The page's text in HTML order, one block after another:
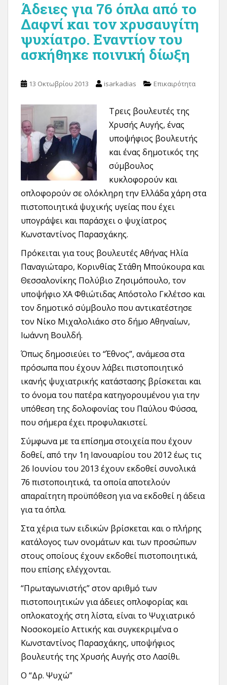
Άδειες για 76 όπλα από το
Δαφνί και τον χρυσαυγίτη
ψυχίατρο. Εναντίον του
ασκήθηκε ποινική δίωξη
13 Οκτωβρίου 2013 isarkadias Επικαιρότητα
Τρεις βουλευτές της
Χρυσής Αυγής, ένας
υποψήφιος βουλευτής
και ένας δημοτικός της
σύμβουλος
κυκλοφορούν και
οπλοφορούν σε ολόκληρη την Ελλάδα χάρη στα
πιστοποιητικά ψυχικής υγείας που έχει
υπογράψει και παράσχει ο ψυχίατρος
Κωνσταντίνος Παρασχάκης.
Πρόκειται για τους βουλευτές Αθήνας Ηλία
Παναγιώταρο, Κορινθίας Στάθη Μπούκουρα και
Θεσσαλονίκης Πολύβιο Ζησιμόπουλο, τον
υποψήφιο ΧΑ Φθιώτιδας Απόστολο Γκλέτσο και
τον δημοτικό σύμβουλο που αντικατέστησε
τον Νίκο Μιχαλολιάκο στο δήμο Αθηναίων,
Ιωάννη Βουλδή.
Όπως δημοσιεύει το “Έθνος”, ανάμεσα στα
πρόσωπα που έχουν λάβει πιστοποιητικό
ικανής ψυχιατρικής κατάστασης βρίσκεται και
το όνομα του πατέρα κατηγορουμένου για την
υπόθεση της δολοφονίας του Παύλου Φύσσα,
που σήμερα έχει προφυλακιστεί.
Σύμφωνα με τα επίσημα στοιχεία που έχουν
δοθεί, από την 1η Ιανουαρίου του 2012 έως τις
26 Ιουνίου του 2013 έχουν εκδοθεί συνολικά
76 πιστοποιητικά, τα οποία αποτελούν
απαραίτητη προϋπόθεση για να εκδοθεί η άδεια
για τα όπλα.
Στα χέρια των ειδικών βρίσκεται και ο πλήρης
κατάλογος των ονομάτων και των προσώπων
στους οποίους έχουν εκδοθεί πιστοποιητικά,
που επίσης ελέγχονται.
“Πρωταγωνιστής” στον αριθμό των
πιστοποιητικών για άδειες οπλοφορίας και
οπλοκατοχής στη λίστα, είναι το Ψυχιατρικό
Νοσοκομείο Αττικής και συγκεκριμένα ο
Κωνσταντίνος Παρασχάκης, υποψήφιος
βουλευτής της Χρυσής Αυγής στο Λασίθι.
Ο “Δρ. Ψυχώ”